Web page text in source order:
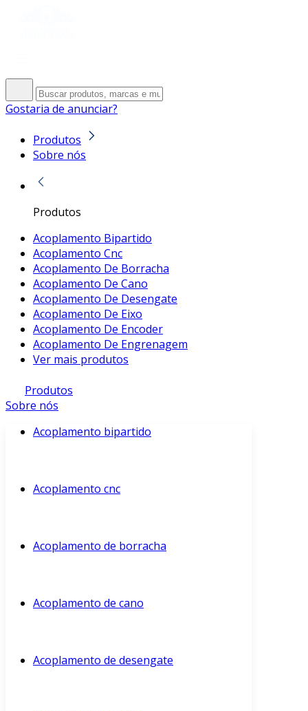
Gostaria de anunciar?
Produtos
Sobre nós
Produtos
Acoplamento Bipartido
Acoplamento Cnc
Acoplamento De Borracha
Acoplamento De Cano
Acoplamento De Desengate
Acoplamento De Eixo
Acoplamento De Encoder
Acoplamento De Engrenagem
Ver mais produtos
Produtos
Sobre nós
Acoplamento bipartido
Acoplamento cnc
Acoplamento de borracha
Acoplamento de cano
Acoplamento de desengate